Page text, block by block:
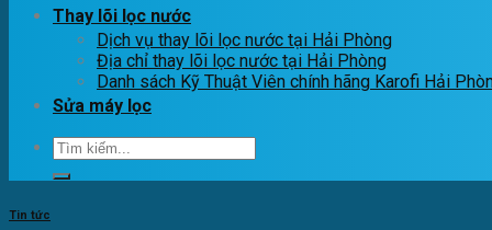
Thay lõi lọc nước
Dịch vụ thay lõi lọc nước tại Hải Phòng
Địa chỉ thay lõi lọc nước tại Hải Phòng
Danh sách Kỹ Thuật Viên chính hãng Karofi Hải
Sửa máy lọc
Tìm
kiếm:
Tin tức